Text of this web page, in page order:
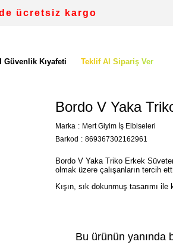
ücretsiz kargo
Güvenlik Kıyafeti Teklif Al Sipariş Ver
Bordo V Yaka
Marka : Mert Giyim İş Elbiseleri
Barkod : 869367302162961
Bordo V Yaka Triko Erkek
olmak üzere çalışanların tercih
Kışın, sık dokunmuş tasarımı
Bu ürünün yanında